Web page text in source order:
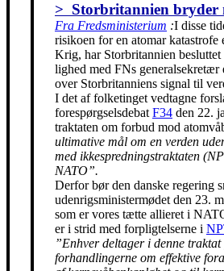
> Storbritannien bryder
Fra Fredsministerium :I disse
risikoen for en atomar
Krig, har Storbritannien
lighed med FNs generalsekretær
over Storbritanniens signal til
I det af folketinget vedtagne
forespørgselsdebat F34 den 22.
traktaten om forbud mod
ultimative mål om en verden
med ikkespredningstraktaten
NATO”.
Derfor bør den danske regering
udenrigsministermødet den 23.
som er vores tætte allieret i
er i strid med forpligtelserne i
”Enhver deltager i denne
forhandlingerne om effektive